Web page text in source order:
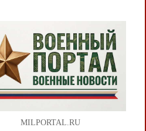
MILPORTAL.RU